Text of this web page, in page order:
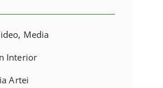
Media
Interior
Artei